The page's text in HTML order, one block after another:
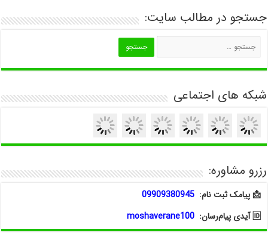
جستجو در مطالب سایت:
شبکه های اجتماعی
رزرو مشاوره:
📩 پیامک ثبت نام:09909380945
🆔 آیدی پیام‌رسان:
moshaverane100